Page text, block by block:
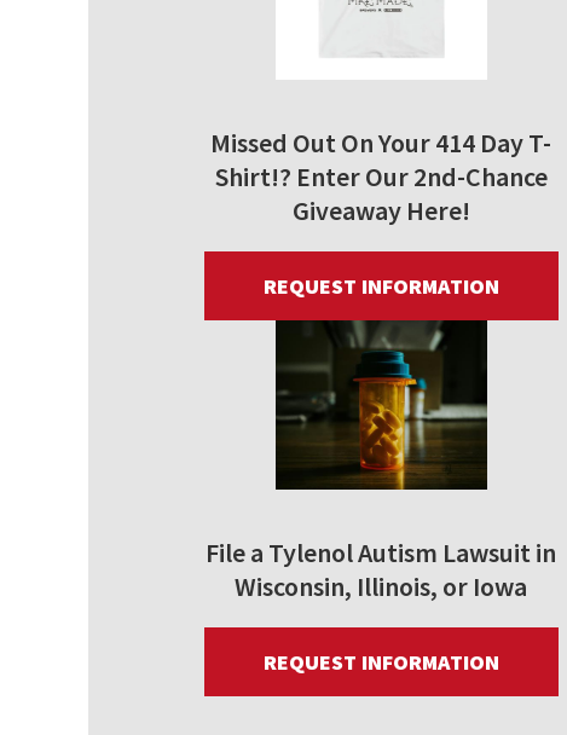
Missed Out On Your 414 Day T-
Shirt!? Enter Our 2nd-Chance
Giveaway Here!
REQUEST INFORMATION
File a Tylenol Autism Lawsuit in
Wisconsin, Illinois, or Iowa
REQUEST INFORMATION